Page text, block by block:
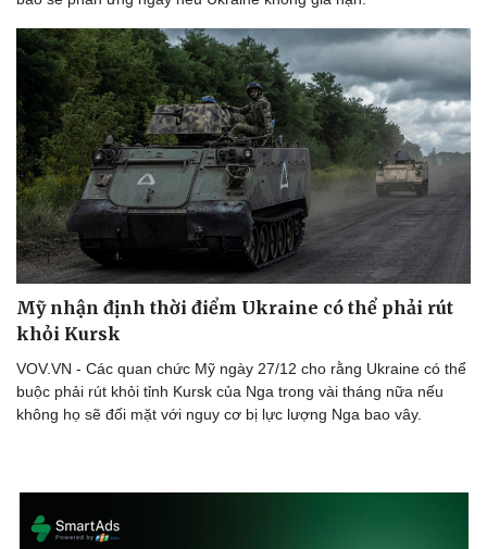
Thể thao
Lịch thi đấu bóng đá
Thế giới thể thao
eSports
Hậu trường
Ô tô - Xe máy
Xe máy
Mỹ nhận định thời điểm Ukraine có thể phải rút
khỏi Kursk
VOV.VN - Các quan chức Mỹ ngày 27/12 cho rằng Ukraine có thể
buộc phải rút khỏi tỉnh Kursk của Nga trong vài tháng nữa nếu
không họ sẽ đối mặt với nguy cơ bị lực lượng Nga bao vây.